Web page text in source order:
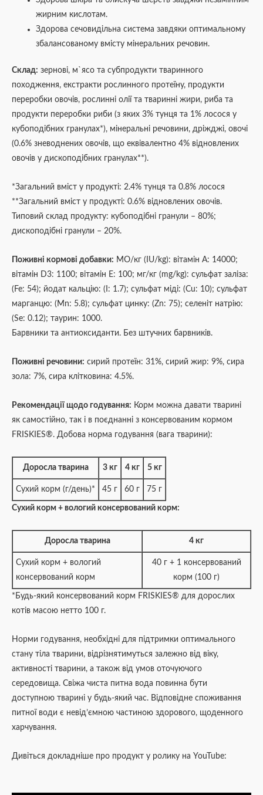
жирним кислотам.
Здорова сечовидільна система завдяки оптимальному
збалансованому вмісту мінеральних речовин.
Склад: зернові, м`ясо та субпродукти тваринного
походження, екстракти рослинного протеїну, продукти
переробки овочів, рослинні олії та тваринні жири, риба та
продукти переробки риби (з яких 3% тунця та 1% лосося у
кубоподібних гранулах*), мінеральні речовини, дріжджі, овочі
(0.6% зневоднених овочів, що еквівалентно 4% відновлених
овочів у дископодібних гранулах**).
*Загальний вміст у продукті: 2.4% тунця та 0.8% лосося
**Загальний вміст у продукті: 0.6% відновлених овочів.
Типовий склад продукту: кубоподібні гранули – 80%;
дископодібні гранули – 20%.
Поживні кормові добавки: МО/кг (IU/kg): вітамін А: 14000;
вітамін D3: 1100; вітамін Е: 100; мг/кг (mg/kg): сульфат заліза:
(Fe: 54); йодат кальцію: (I: 1.7); сульфат міді: (Cu: 10); сульфат
марганцю: (Mn: 5.8); сульфат цинку: (Zn: 75); селеніт натрію:
(Se: 0.12); таурин: 1000.
Барвники та антиоксиданти. Без штучних барвників.
Поживні речовини: сирий протеїн: 31%, сирий жир: 9%, сира
зола: 7%, сира клітковина: 4.5%.
Рекомендації щодо годування: Корм можна давати тварині
як самостійно, так і в поєднанні з консервованим кормом
FRISKIES®. Добова норма годування (вага тварини):
Доросла тварина 3 кг 4 кг 5 кг
Сухий корм (г/день)* 45 г 60 г 75 г
Сухий корм + вологий консервований корм:
Доросла тварина 4 кг
Сухий корм + вологий
консервований корм
40 г + 1 консервований
корм (100 г)
*Будь-який консервований корм FRISKIES® для дорослих
котів масою нетто 100 г.
Норми годування, необхідні для підтримки оптимального
стану тіла тварини, відрізнятимуться залежно від віку,
активності тварини, а також від умов оточуючого
середовища. Свіжа чиста питна вода повинна бути
доступною тварині у будь-який час. Відповідне споживання
питної води є невід’ємною частиною здорового, щоденного
харчування.
Дивіться докладніше про продукт у ролику на YouTube: